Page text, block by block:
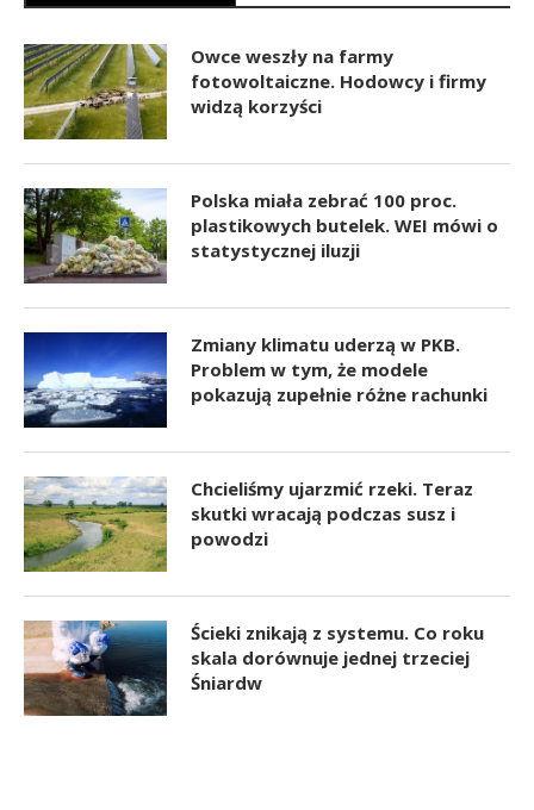
Owce weszły na farmy
fotowoltaiczne. Hodowcy i firmy
widzą korzyści
Polska miała zebrać 100 proc.
plastikowych butelek. WEI mówi o
statystycznej iluzji
Zmiany klimatu uderzą w PKB.
Problem w tym, że modele
pokazują zupełnie różne rachunki
Chcieliśmy ujarzmić rzeki. Teraz
skutki wracają podczas susz i
powodzi
Ścieki znikają z systemu. Co roku
skala dorównuje jednej trzeciej
Śniardw